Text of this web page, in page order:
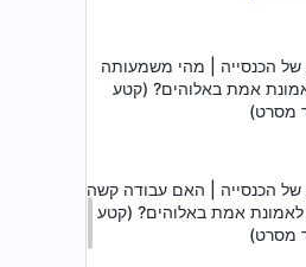
הכנסייה | מהי משמעותה
אמת באלוהים? (קטע
מסרט)
הכנסייה | האם עבודה קשה
אמת באלוהים? (קטע
מסרט)